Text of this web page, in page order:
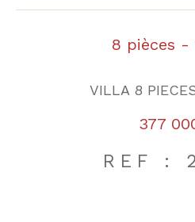
8 pièces -
VILLA 8
377
REF :